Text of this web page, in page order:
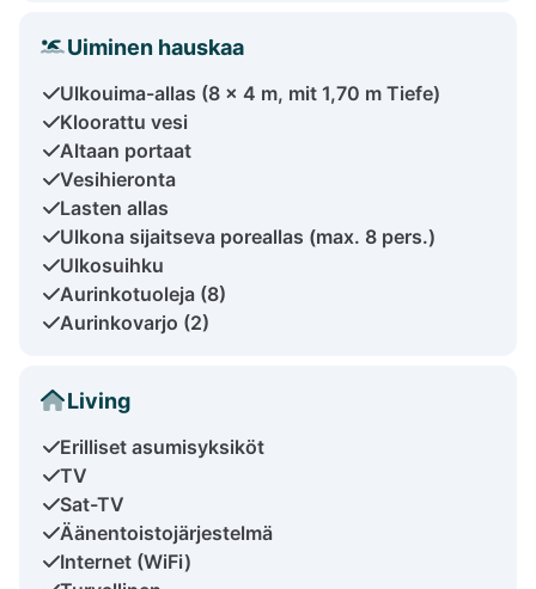
Uiminen hauskaa
Ulkouima-allas (8 x 4 m, mit 1,70 m Tiefe)
Kloorattu vesi
Altaan portaat
Vesihieronta
Lasten allas
Ulkona sijaitseva poreallas (max. 8 pers.)
Ulkosuihku
Aurinkotuoleja (8)
Aurinkovarjo (2)
Living
Erilliset asumisyksiköt
TV
Sat-TV
Äänentoistojärjestelmä
Internet (WiFi)